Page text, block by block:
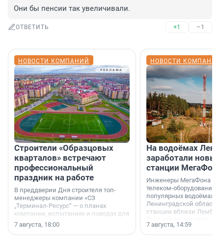
Они бы пенсии так увеличивали.
ОТВЕТИТЬ +1 –1
НОВОСТИ КОМПАНИЙ
Строители «Образцовых
кварталов» встречают
профессиональный
праздник на работе
В преддверии Дня строителя топ-
менеджеры компании «СЗ
„Терминал-Ресурс“ — о планах
компании, испытаниях и поводах для
осторожного оптимизма.
7 августа, 18:00
НОВОСТИ
На водоёмах
заработали
станции
Инженеры МегаФона
телеком-оборудование
популярных водоёмах
Ленинградской
станции вблизи
недалеко от Большого
водопада.
7 августа, 14:59